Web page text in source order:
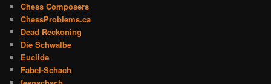
Chess Composers
ChessProblems.ca
Dead Reckoning
Die Schwalbe
Euclide
Fabel-Schach